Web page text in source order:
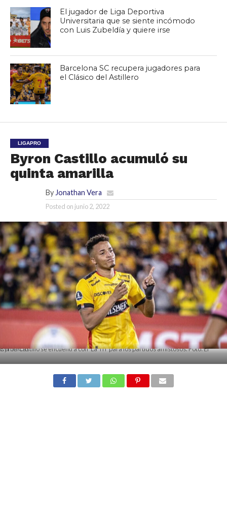
El jugador de Liga Deportiva
Universitaria que se siente incómodo
con Luis Zubeldía y quiere irse
Barcelona SC recupera jugadores para
el Clásico del Astillero
LIGAPRO
Byron Castillo acumuló su
quinta amarilla
By Jonathan Vera
Posted on junio 2, 2022
Byron Castillo se encuentra con 'La Tri' para los partidos amistosos. Foto: El Comercio